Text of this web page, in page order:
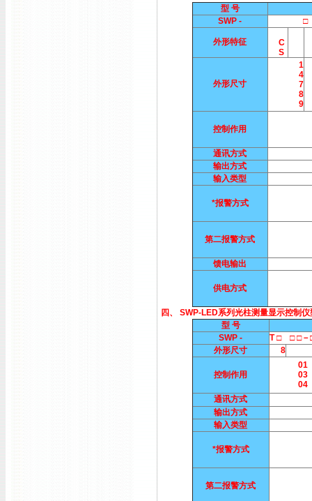
型 号
SWP -
□
外形特征
C
S
外形尺寸
1
4
7
8
9
控制作用
通讯方式
输出方式
输入类型
*报警方式
第二报警方式
馈电输出
供电方式
四、 SWP-LED系列光柱测量显示控制仪
型 号
SWP -
T □ □ □
外形尺寸
8
控制作用
01
03
04
通讯方式
输出方式
输入类型
*报警方式
第二报警方式